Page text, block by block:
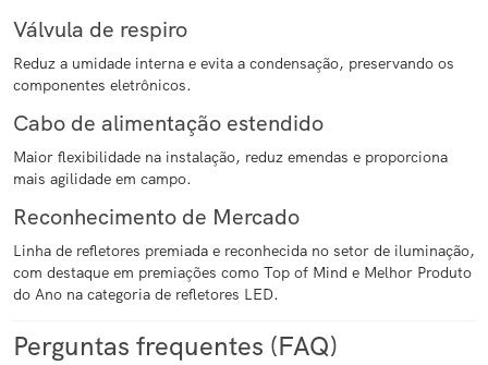
Válvula de respiro
Reduz a umidade interna e evita a condensação, preservando os
componentes eletrônicos.
Cabo de alimentação estendido
Maior flexibilidade na instalação, reduz emendas e proporciona
mais agilidade em campo.
Reconhecimento de Mercado
Linha de refletores premiada e reconhecida no setor de iluminação,
com destaque em premiações como Top of Mind e Melhor Produto
do Ano na categoria de refletores LED.
Perguntas frequentes (FAQ)